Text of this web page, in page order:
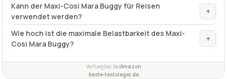
Kann der Maxi-Cosi Mara Buggy für Reisen
verwendet werden?
+
Wie hoch ist die maximale Belastbarkeit des Maxi-
Cosi Mara Buggy?
+
Verfuegbar beiAmazon
beste-testsieger.de